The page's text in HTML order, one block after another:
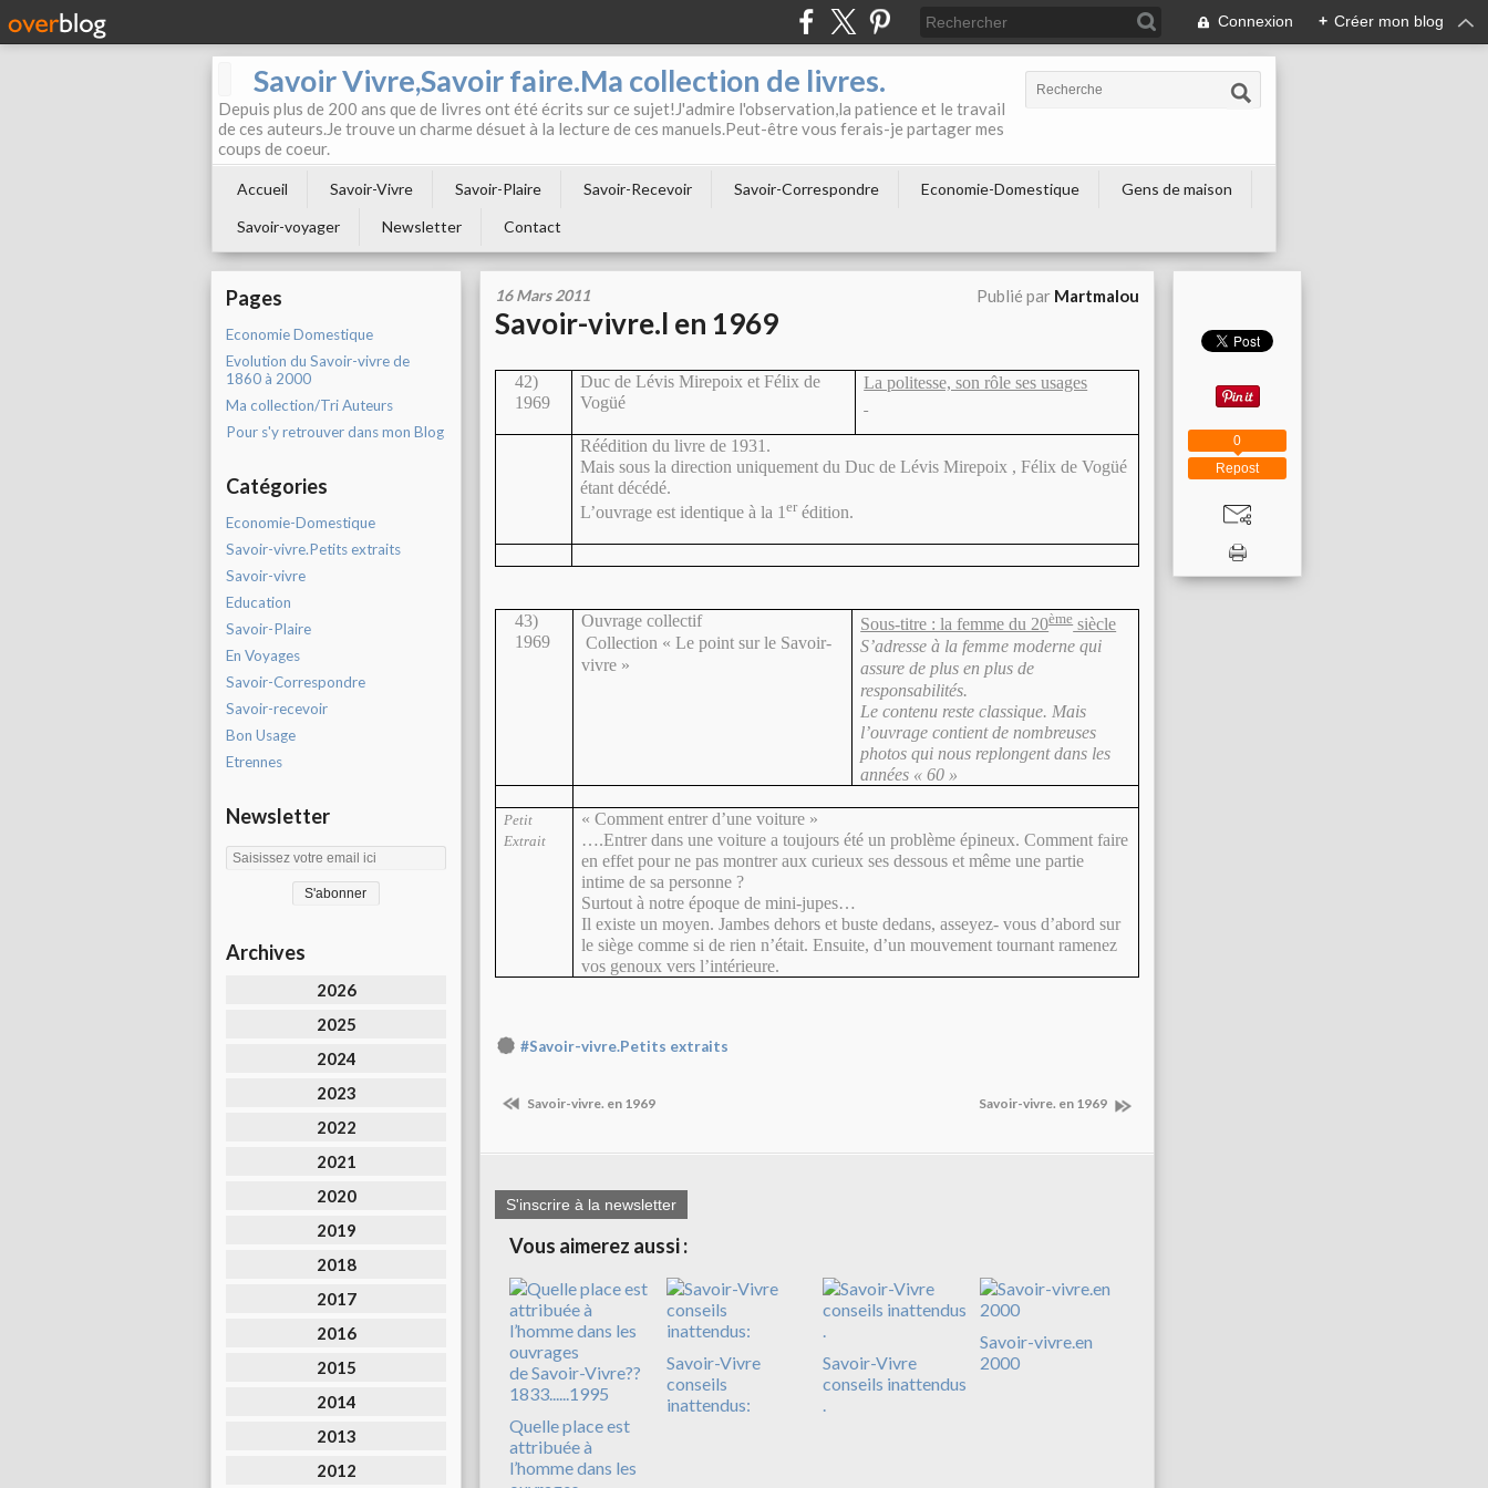
Connexion + Créer mon blog
Savoir Vivre,Savoir faire.Ma collection de livres.
Depuis plus de 200 ans que de livres ont été écrits sur ce sujet!J'admire l'observation,la patience et le travail
de ces auteurs.Je trouve un charme désuet à la lecture de ces manuels.Peut-être vous ferais-je partager mes
coups de coeur.
Accueil Savoir-Vivre Savoir-Plaire Savoir-Recevoir Savoir-Correspondre Economie-Domestique
Gens de maison
Savoir-voyager
Newsletter Contact
Pages
Economie Domestique
Evolution du Savoir-vivre de
1860 à 2000
Ma collection/Tri Auteurs
Pour s'y retrouver dans mon Blog
Catégories
Economie-Domestique
Savoir-vivre.Petits extraits
Savoir-vivre
Education
Savoir-Plaire
En Voyages
Savoir-Correspondre
Savoir-recevoir
Bon Usage
Etrennes
Newsletter
Archives
2026
2025
2024
2023
2022
2021
2020
2019
2018
2017
2016
2015
2014
2013
2012
16 Mars 2011 Publié par Martmalou
Savoir-vivre.l en 1969
42)
1969
Duc de Lévis Mirepoix et Félix de
Vogüé
La politesse, son rôle ses usages
Réédition du livre de 1931.
Mais sous la direction uniquement du Duc de Lévis Mirepoix , Félix de Vogüé
étant décédé.
L’ouvrage est identique à la 1erédition.
43)
1969
Ouvrage collectif
Collection « Le point sur le Savoir-
vivre »
Sous-titre : la femme du 20ème siècle
S’adresse à la femme moderne qui
assure de plus en plus de
responsabilités.
Le contenu reste classique. Mais
l’ouvrage contient de nombreuses
photos qui nous replongent dans les
années « 60 »
Petit
Extrait
« Comment entrer d’une voiture »
….Entrer dans une voiture a toujours été un problème épineux. Comment faire
en effet pour ne pas montrer aux curieux ses dessous et même une partie
intime de sa personne ?
Surtout à notre époque de mini-jupes…
Il existe un moyen. Jambes dehors et buste dedans, asseyez- vous d’abord sur
le siège comme si de rien n’était. Ensuite, d’un mouvement tournant ramenez
vos genoux vers l’intérieure.
#Savoir-vivre.Petits extraits
Savoir-vivre. en 1969 Savoir-vivre. en 1969
S'inscrire à la newsletter
Vous aimerez aussi :
Quelle place est
attribuée à
l’homme dans les
Savoir-Vivre
conseils
inattendus:
Savoir-Vivre
conseils inattendus
Savoir-vivre.en
2000
Repost
0